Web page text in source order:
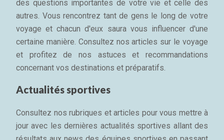
des questions importantes de votre vie et celle des
autres. Vous rencontrez tant de gens le long de votre
voyage et chacun d'eux saura vous influencer d'une
certaine manière. Consultez nos articles sur le voyage
et profitez de nos astuces et recommandations
concernant vos destinations et préparatifs.
Actualités sportives
Consultez nos rubriques et articles pour vous mettre à
jour avec les dernières actualités sportives allant des